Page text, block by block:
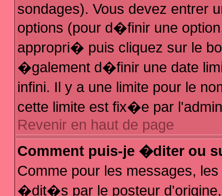
sondages). Vous devez entrer
options (pour d�finir une
appropri� puis cliquez sur le
�galement d�finir une date
infini. Il y a une limite pour le
cette limite est fix�e par
Revenir en haut de page
Comment puis-je �diter ou
Comme pour les messages,
�dit�s par le posteur